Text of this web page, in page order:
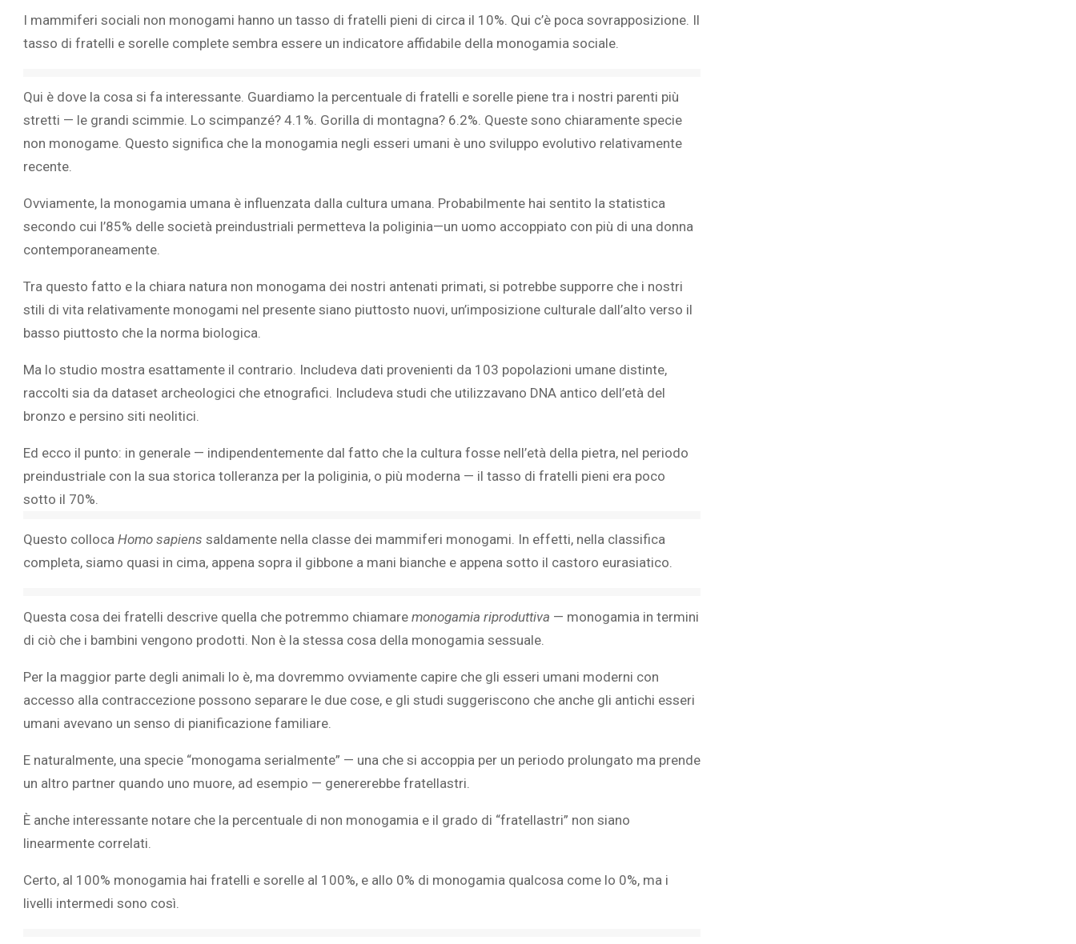
I mammiferi sociali non monogami hanno un tasso di fratelli pieni di circa il 10%. Qui c’è poca sovrapposizione. Il
tasso di fratelli e sorelle complete sembra essere un indicatore affidabile della monogamia sociale.
Qui è dove la cosa si fa interessante. Guardiamo la percentuale di fratelli e sorelle piene tra i nostri parenti più
stretti — le grandi scimmie. Lo scimpanzé? 4.1%. Gorilla di montagna? 6.2%. Queste sono chiaramente specie
non monogame. Questo significa che la monogamia negli esseri umani è uno sviluppo evolutivo relativamente
recente.
Ovviamente, la monogamia umana è influenzata dalla cultura umana. Probabilmente hai sentito la statistica
secondo cui l’85% delle società preindustriali permetteva la poliginia—un uomo accoppiato con più di una donna
contemporaneamente.
Tra questo fatto e la chiara natura non monogama dei nostri antenati primati, si potrebbe supporre che i nostri
stili di vita relativamente monogami nel presente siano piuttosto nuovi, un’imposizione culturale dall’alto verso il
basso piuttosto che la norma biologica.
Ma lo studio mostra esattamente il contrario. Includeva dati provenienti da 103 popolazioni umane distinte,
raccolti sia da dataset archeologici che etnografici. Includeva studi che utilizzavano DNA antico dell’età del
bronzo e persino siti neolitici.
Ed ecco il punto: in generale — indipendentemente dal fatto che la cultura fosse nell’età della pietra, nel periodo
preindustriale con la sua storica tolleranza per la poliginia, o più moderna — il tasso di fratelli pieni era poco
sotto il 70%.
Questo colloca Homo sapiens saldamente nella classe dei mammiferi monogami. In effetti, nella classifica
completa, siamo quasi in cima, appena sopra il gibbone a mani bianche e appena sotto il castoro eurasiatico.
Questa cosa dei fratelli descrive quella che potremmo chiamare monogamia riproduttiva — monogamia in termini
di ciò che i bambini vengono prodotti. Non è la stessa cosa della monogamia sessuale.
Per la maggior parte degli animali lo è, ma dovremmo ovviamente capire che gli esseri umani moderni con
accesso alla contraccezione possono separare le due cose, e gli studi suggeriscono che anche gli antichi esseri
umani avevano un senso di pianificazione familiare.
E naturalmente, una specie “monogama serialmente” — una che si accoppia per un periodo prolungato ma prende
un altro partner quando uno muore, ad esempio — genererebbe fratellastri.
È anche interessante notare che la percentuale di non monogamia e il grado di “fratellastri” non siano
linearmente correlati.
Certo, al 100% monogamia hai fratelli e sorelle al 100%, e allo 0% di monogamia qualcosa come lo 0%, ma i
livelli intermedi sono così.